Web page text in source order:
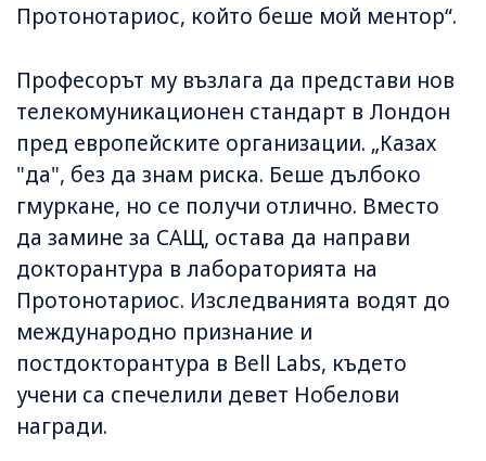
Протонотариос, който беше мой ментор“.
Професорът му възлага да представи нов
телекомуникационен стандарт в Лондон
пред европейските организации. „Казах
"да", без да знам риска. Беше дълбоко
гмуркане, но се получи отлично. Вместо
да замине за САЩ, остава да направи
докторантура в лабораторията на
Протонотариос. Изследванията водят до
международно признание и
постдокторантура в Bell Labs, където
учени са спечелили девет Нобелови
награди.